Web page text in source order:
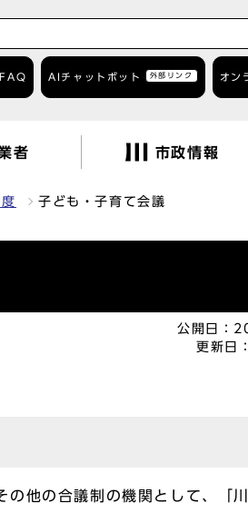
FAQ AIチャットボット 外部リンク オン
者 市政情報
子ども・子育て会議
公開日：
更新日：
他の合議制の機関として、「川